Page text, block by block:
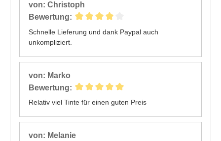
von: Christoph
Bewertung:
Schnelle Lieferung und dank Paypal auch
unkompliziert.
von: Marko
Bewertung:
Relativ viel Tinte für einen guten Preis
von: Melanie